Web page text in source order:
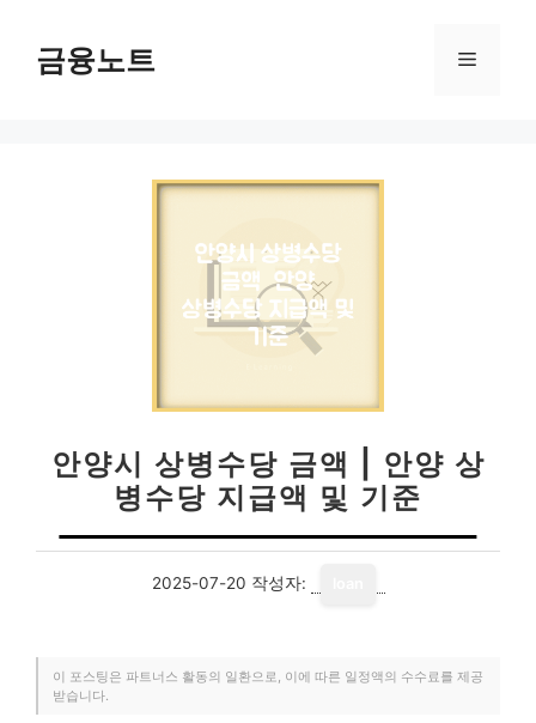
금융노트 메
안양시 상병수당 금액 | 안양 상
병수당 지급액 및 기준
2025-07-20 작성자:
이 포스팅은 파트너스 활동의 일환으로, 이에 따른 일정액의 수수료를 제공
받습니다.